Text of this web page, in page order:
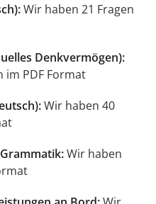
Wir haben 21 Fragen
Denkvermögen):
im PDF Format
Wir haben 40
Wir haben